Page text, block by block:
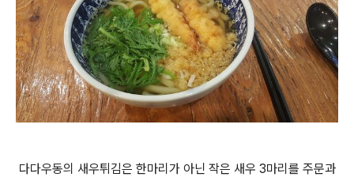
다다우동의 새우튀김은 한마리가 아닌 작은 새우 3마리를 주문과